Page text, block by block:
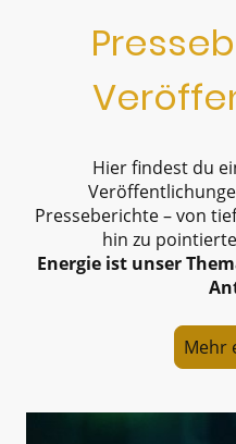
Hier findest du
Presseberichte – von
hin zu
Energie ist unser
Mehr